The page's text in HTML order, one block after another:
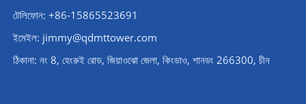
টেলিফোন: +86-15865523691
ইমেইল: jimmy@qdmttower.com
ঠিকানা: নং 8, হেংরুই রোড, জিয়াওঝো জেলা, কিংডাও, শানডং 266300, চীন